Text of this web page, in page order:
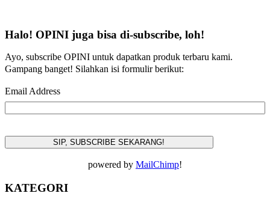
Halo! OPINI juga bisa di-subscribe, loh!
Ayo, subscribe OPINI untuk dapatkan produk terbaru kami.
Gampang banget! Silahkan isi formulir berikut:
Email Address
powered by MailChimp!
KATEGORI